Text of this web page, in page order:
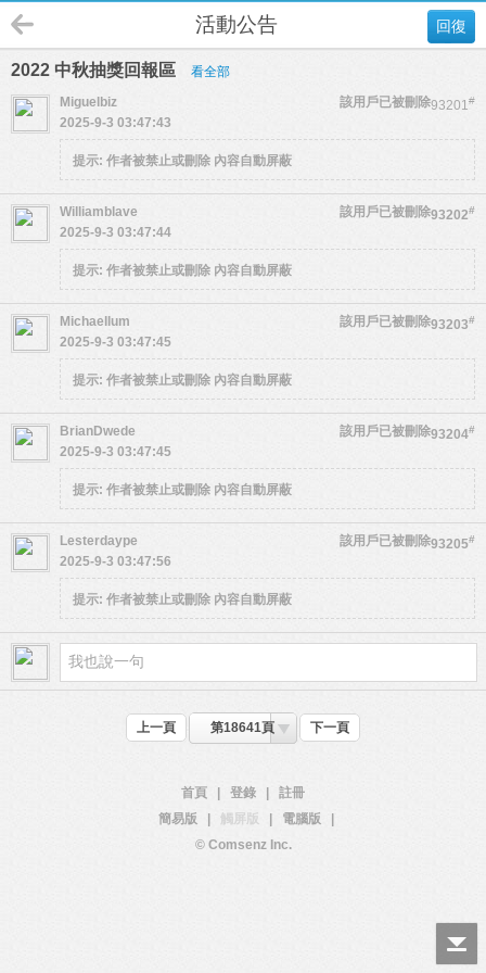
回復
活動公告
2022 中秋抽獎回報區 看全部
93201#
Miguelbiz
該用戶已被刪除
2025-9-3 03:47:43
提示: 作者被禁止或刪除 內容自動屏蔽
93202#
Williamblave
該用戶已被刪除
2025-9-3 03:47:44
提示: 作者被禁止或刪除 內容自動屏蔽
93203#
Michaellum
該用戶已被刪除
2025-9-3 03:47:45
提示: 作者被禁止或刪除 內容自動屏蔽
93204#
BrianDwede
該用戶已被刪除
2025-9-3 03:47:45
提示: 作者被禁止或刪除 內容自動屏蔽
93205#
Lesterdaype
該用戶已被刪除
2025-9-3 03:47:56
提示: 作者被禁止或刪除 內容自動屏蔽
上一頁 第18641頁 下一頁
首頁 登錄
註冊
簡易版
觸屏版 電腦版
© Comsenz Inc.